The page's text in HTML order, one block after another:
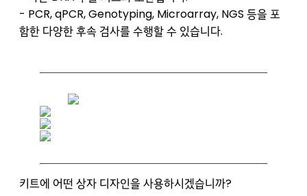
- PCR, qPCR, Genotyping, Microarray, NGS 등을 포
함한 다양한 후속 검사를 수행할 수 있습니다.
키트에 어떤 상자 디자인을 사용하시겠습니까?